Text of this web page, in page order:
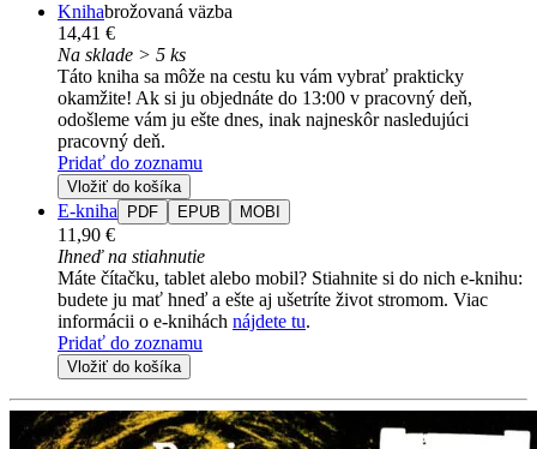
Knihabrožovaná väzba
14,41 €
Na sklade > 5 ks
Táto kniha sa môže na cestu ku vám vybrať prakticky
okamžite! Ak si ju objednáte do 13:00 v pracovný deň,
odošleme vám ju ešte dnes, inak najneskôr nasledujúci
pracovný deň.
Pridať do zoznamu
Vložiť do košíka
E-kniha PDF EPUB MOBI
11,90 €
Ihneď na stiahnutie
Máte čítačku, tablet alebo mobil? Stiahnite si do nich e-knihu:
budete ju mať hneď a ešte aj ušetríte život stromom. Viac
informácii o e-knihách nájdete tu.
Pridať do zoznamu
Vložiť do košíka